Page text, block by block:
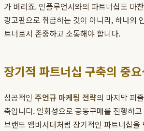
가 버리죠. 인플루언서와의 파트너십도 마
광고판으로 취급하는 것이 아니라, 하나의
트너로서 존중하고 소통해야 합니다.
장기적 파트너십 구축의 중
성공적인 주언규 마케팅 전략의 마지막 퍼
축입니다. 일회성으로 공동구매를 진행하
브랜드 앰버서더처럼 장기적인 파트너십을